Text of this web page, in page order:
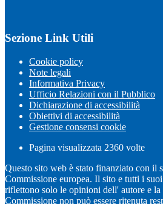
Sezione Link Utili
Cookie policy
Note legali
Informativa Privacy
Ufficio Relazioni con il Pubblico
Dichiarazione di accessibilità
Obiettivi di accessibilità
Gestione consensi cookie
Pagina visualizzata 2360 volte
Questo sito web è stato finanziato con il
Commissione europea. Il sito e tutti i
riflettono solo le opinioni dell' autore e la
Commissione non può essere ritenuta